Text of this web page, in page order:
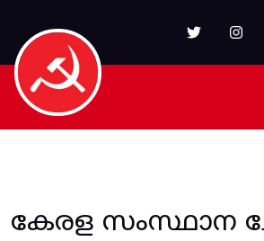
കേരള സംസ്ഥാന